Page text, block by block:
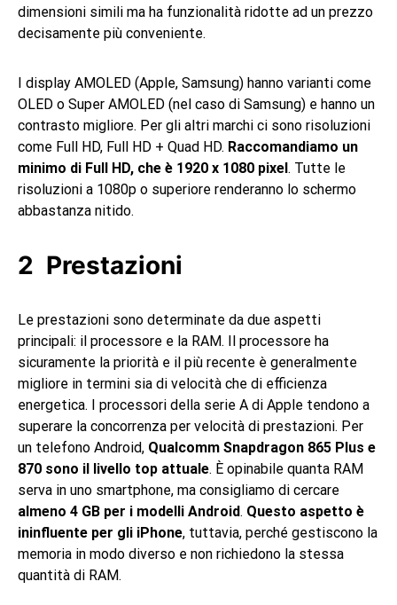
dimensioni simili ma ha funzionalità ridotte ad un prezzo
decisamente più conveniente.
I display AMOLED (Apple, Samsung) hanno varianti come
OLED o Super AMOLED (nel caso di Samsung) e hanno un
contrasto migliore. Per gli altri marchi ci sono risoluzioni
come Full HD, Full HD + Quad HD. Raccomandiamo un
minimo di Full HD, che è 1920 x 1080 pixel. Tutte le
risoluzioni a 1080p o superiore renderanno lo schermo
abbastanza nitido.
Prestazioni
Le prestazioni sono determinate da due aspetti
principali: il processore e la RAM. Il processore ha
sicuramente la priorità e il più recente è generalmente
migliore in termini sia di velocità che di efficienza
energetica. I processori della serie A di Apple tendono a
superare la concorrenza per velocità di prestazioni. Per
un telefono Android, Qualcomm Snapdragon 865 Plus e
870 sono il livello top attuale. È opinabile quanta RAM
serva in uno smartphone, ma consigliamo di cercare
almeno 4 GB per i modelli Android. Questo aspetto è
ininfluente per gli iPhone, tuttavia, perché gestiscono la
memoria in modo diverso e non richiedono la stessa
quantità di RAM.